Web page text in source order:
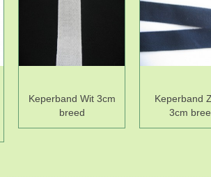
Keperband Wit 3cm
breed
Keperband
3cm